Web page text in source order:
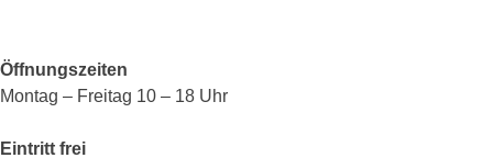
Öffnungszeiten
Montag – Freitag 10 – 18 Uhr
Eintritt frei